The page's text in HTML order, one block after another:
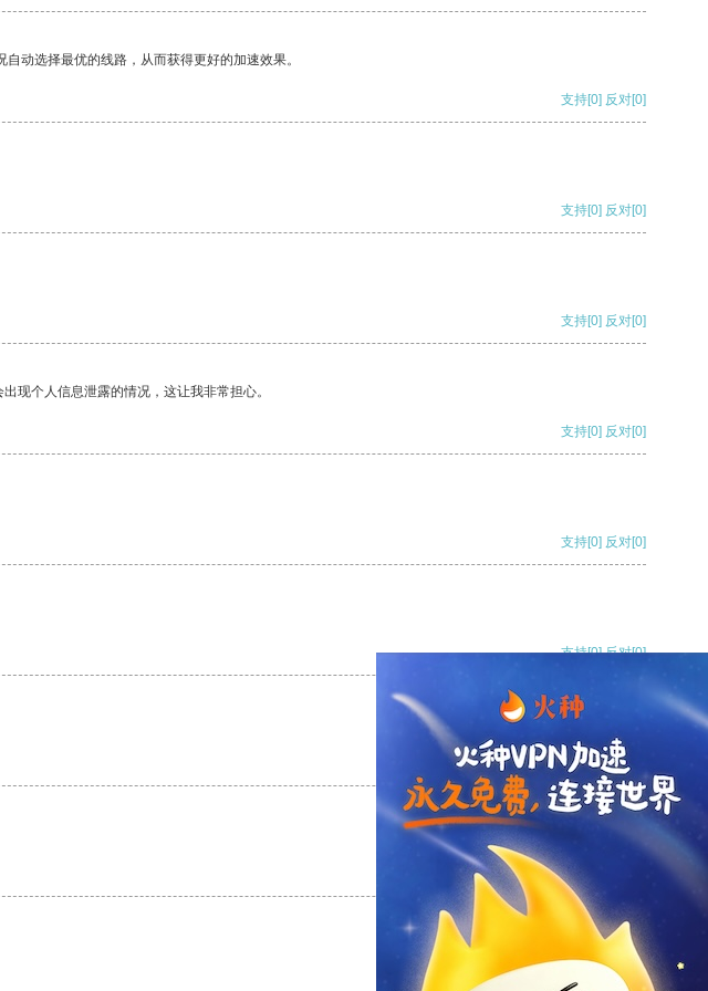
动选择最优的线路，从而获得更好的加速效果。
支持[0] 反对[0]
支持[0] 反对[0]
支持[0] 反对[0]
现个人信息泄露的情况，这让我非常担心。
支持[0] 反对[0]
支持[0] 反对[0]
支持[0] 反对[0]
支持[0] 反对
支持
支持 反对 [0]